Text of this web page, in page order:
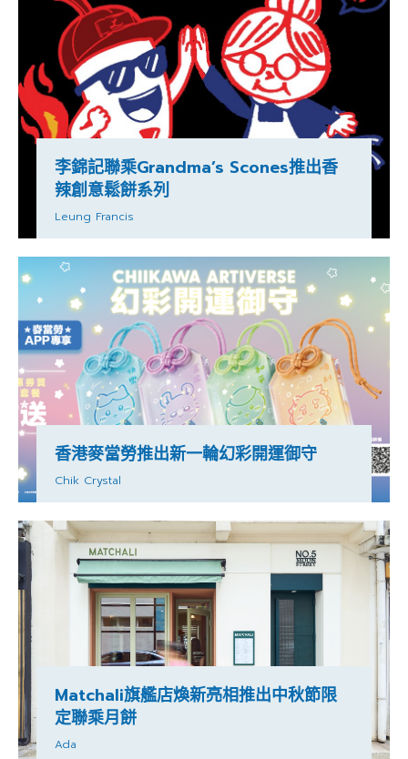
李錦記聯乘Grandma’s Scones推出香
辣創意鬆餅系列
Leung Francis
香港麥當勞推出新一輪幻彩開運御守
Chik Crystal
Matchali旗艦店煥新亮相推出中秋節限
定聯乘月餅
Ada